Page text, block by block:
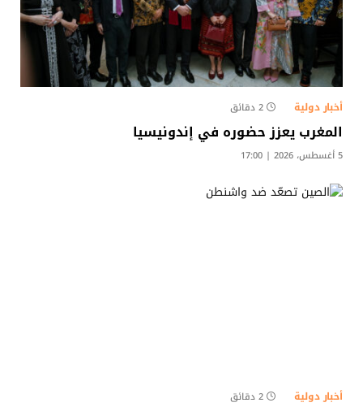
أخبار دولية 2 دقائق
المغرب يعزز حضوره في إندونيسيا
5 أغسطس، 2026 | 17:00
أخبار دولية 2 دقائق